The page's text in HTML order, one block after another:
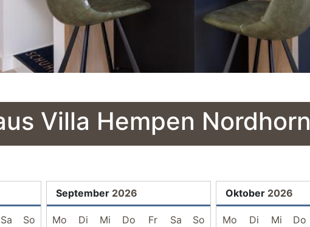
Villa Hempen Nordhorn
Sa
So
September 2026
Mo Di Mi Do Fr Sa
So
Oktober 2026
Mo Di Mi Do